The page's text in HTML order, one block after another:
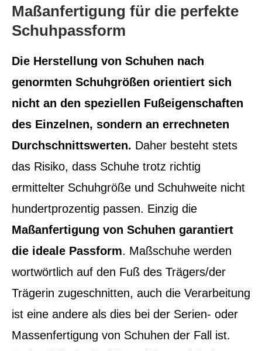
Maßanfertigung für die perfekte
Schuhpassform
Die Herstellung von Schuhen nach
genormten Schuhgrößen orientiert sich
nicht an den speziellen Fußeigenschaften
des Einzelnen, sondern an errechneten
Durchschnittswerten. Daher besteht stets
das Risiko, dass Schuhe trotz richtig
ermittelter Schuhgröße und Schuhweite nicht
hundertprozentig passen. Einzig die
Maßanfertigung von Schuhen garantiert
die ideale Passform. Maßschuhe werden
wortwörtlich auf den Fuß des Trägers/der
Trägerin zugeschnitten, auch die Verarbeitung
ist eine andere als dies bei der Serien- oder
Massenfertigung von Schuhen der Fall ist.